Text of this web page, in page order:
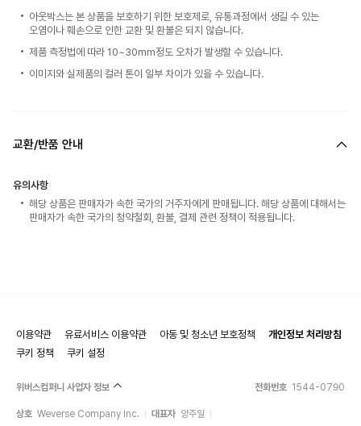
아웃박스는 본 상품을 보호하기 위한 보호제로, 유통과정에서 생길 수 있는
오염이나 훼손으로 인한 교환 및 환불은 되지 않습니다.
제품 측정법에 따라 10~30mm정도 오차가 발생할 수 있습니다.
이미지와 실제품의 컬러 톤이 일부 차이가 있을 수 있습니다.
교환/반품 안내
유의사항
해당 상품은 판매자가 속한 국가의 거주자에게 판매됩니다. 해당 상품에 대해서는
판매자가 속한 국가의 청약철회, 환불, 결제 관련 정책이 적용됩니다.
이용약관 유료서비스 이용약관 아동 및 청소년 보호정책
개인정보 처리방침
쿠키 정책
쿠키 설정
위버스컴퍼니 사업자 정보 전화번호 1544-0790
상호 Weverse Company Inc. 대표자 양주일